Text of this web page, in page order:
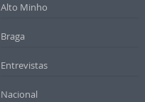
Alto Minho
Braga
Entrevistas
Nacional